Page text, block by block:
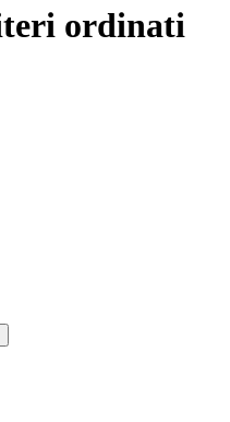
ordinati